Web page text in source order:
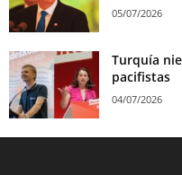
05/07/2026
Turquía
pacifistas
04/07/2026